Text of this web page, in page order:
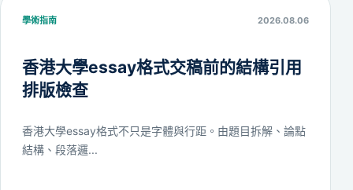
學術指南 2026.08.06
香港大學essay格式交稿前的結構引用
排版檢查
香港大學essay格式不只是字體與行距。由題目拆解、論點
結構、段落邏...